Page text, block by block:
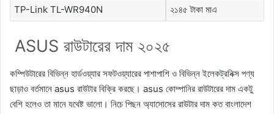
TP-Link TL-WR940N ২১৪৫ টাকা মাএ
ASUS রাউটারের দাম ২০২৫
কম্পিউটারের বিভিন্ন হার্ডওয়্যার সফটওয়্যারের পাশাপাশি ও বিভিন্ন ইলেকট্রনিক্স পণ্য
ছাড়াও বর্তমানে asus রাউটার বিক্রি করছে। asus কোম্পানির রাউটারের দাম একটু
বেশি হলেও তা মানে যথেষ্ট ভালো। নিচে পিছন অ্যাসোসের রাউটার দাম কত বাংলাদেশ